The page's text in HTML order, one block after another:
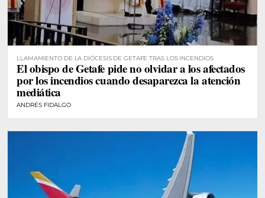
LLAMAMIENTO DE LA DIÓCESIS DE GETAFE TRAS LOS INCENDIOS
El obispo de Getafe pide no olvidar a los afectados
por los incendios cuando desaparezca la atención
mediática
ANDRÉS FIDALGO